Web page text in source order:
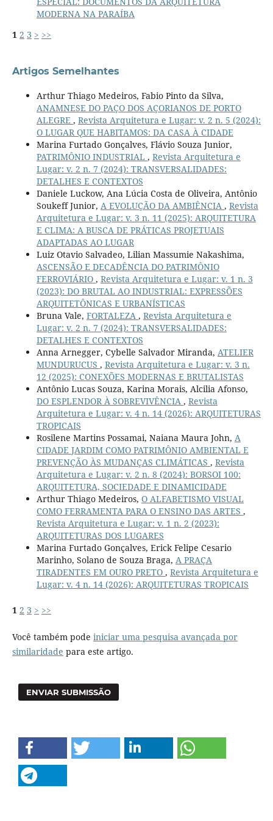
MODERNA NA PARAÍBA
1 2 3 > >>
Artigos Semelhantes
Arthur Thiago Medeiros, Fabio Pinto da Silva,
ANAMNESE DO PAÇO DOS AÇORIANOS DE PORTO
ALEGRE , Revista Arquitetura e Lugar: v. 2 n. 5 (2024):
O LUGAR QUE HABITAMOS: DA CASA À CIDADE
Marina Furtado Gonçalves, Flávio Souza Junior,
PATRIMÔNIO INDUSTRIAL , Revista Arquitetura e
Lugar: v. 2 n. 7 (2024): TRANSVERSALIDADES:
DETALHES E CONTEXTOS
Daniele Luckow, Ana Lúcia Costa de Oliveira, Antônio
Soukeff Junior, A EVOLUÇÃO DA AMBIÊNCIA , Revista
Arquitetura e Lugar: v. 3 n. 11 (2025): ARQUITETURA
E CLIMA: A BUSCA DE PRÁTICAS PROJETUAIS
ADAPTADAS AO LUGAR
Luiz Otavio Salvadeo, Lilian Massumie Nakashima,
ASCENSÃO E DECADÊNCIA DO PATRIMÔNIO
FERROVIÁRIO , Revista Arquitetura e Lugar: v. 1 n. 3
(2023): DO BRUTAL AO INDUSTRIAL: EXPRESSÕES
ARQUITETÔNICAS E URBANÍSTICAS
Bruna Vale, FORTALEZA , Revista Arquitetura e
Lugar: v. 2 n. 7 (2024): TRANSVERSALIDADES:
DETALHES E CONTEXTOS
Anna Arnegger, Cybelle Salvador Miranda, ATELIER
MUNDURUCUS , Revista Arquitetura e Lugar: v. 3 n.
12 (2025): CONEXÕES MODERNAS E BRUTALISTAS
Antônio Lucas Souza, Karina Morais, Alcilia Afonso,
DO ESPLENDOR À SOBREVIVÊNCIA , Revista
Arquitetura e Lugar: v. 4 n. 14 (2026): ARQUITETURAS
TROPICAIS
Rosilene Martins Possamai, Naiana Maura John, A
CIDADE JARDIM COMO PATRIMÔNIO AMBIENTAL E
PREVENÇÃO ÀS MUDANÇAS CLIMÁTICAS , Revista
Arquitetura e Lugar: v. 2 n. 8 (2024): BORSOI 100:
ARQUITETURA, SOCIEDADE E DINAMICIDADE
Arthur Thiago Medeiros, O ALFABETISMO VISUAL
COMO FERRAMENTA PARA O ENSINO DAS ARTES ,
Revista Arquitetura e Lugar: v. 1 n. 2 (2023):
ARQUITETURAS DOS LUGARES
Marina Furtado Gonçalves, Erick Felipe Cesario
Marinho, Solano de Souza Braga, A PRAÇA
TIRADENTES EM OURO PRETO , Revista Arquitetura e
Lugar: v. 4 n. 14 (2026): ARQUITETURAS TROPICAIS
1 2 3 > >>
Você também pode iniciar uma pesquisa avançada por
similaridade para este artigo.
ENVIAR SUBMISSÃO